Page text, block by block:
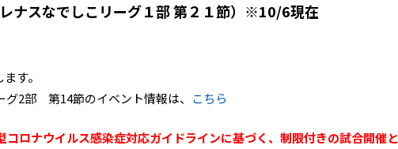
ナスなでしこリーグ１部 第２１節）※10/6現在
す。
2部 第14節のイベント情報は、 こちら
コロナウイルス感染症対応ガイドラインに基づく、制限付きの試合開催と